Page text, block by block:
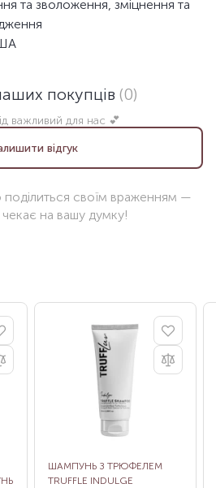
та зволоження, зміцнення та
покупців (0)
важливий для нас 💕
відгук
своїм враженням —
на вашу думку!
ШАМПУНЬ З ТРЮФЕЛЕМ
TRUFFLE INDULGE